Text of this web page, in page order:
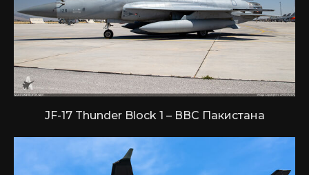
JF-17 Thunder Block 1 – ВВС Пакистана